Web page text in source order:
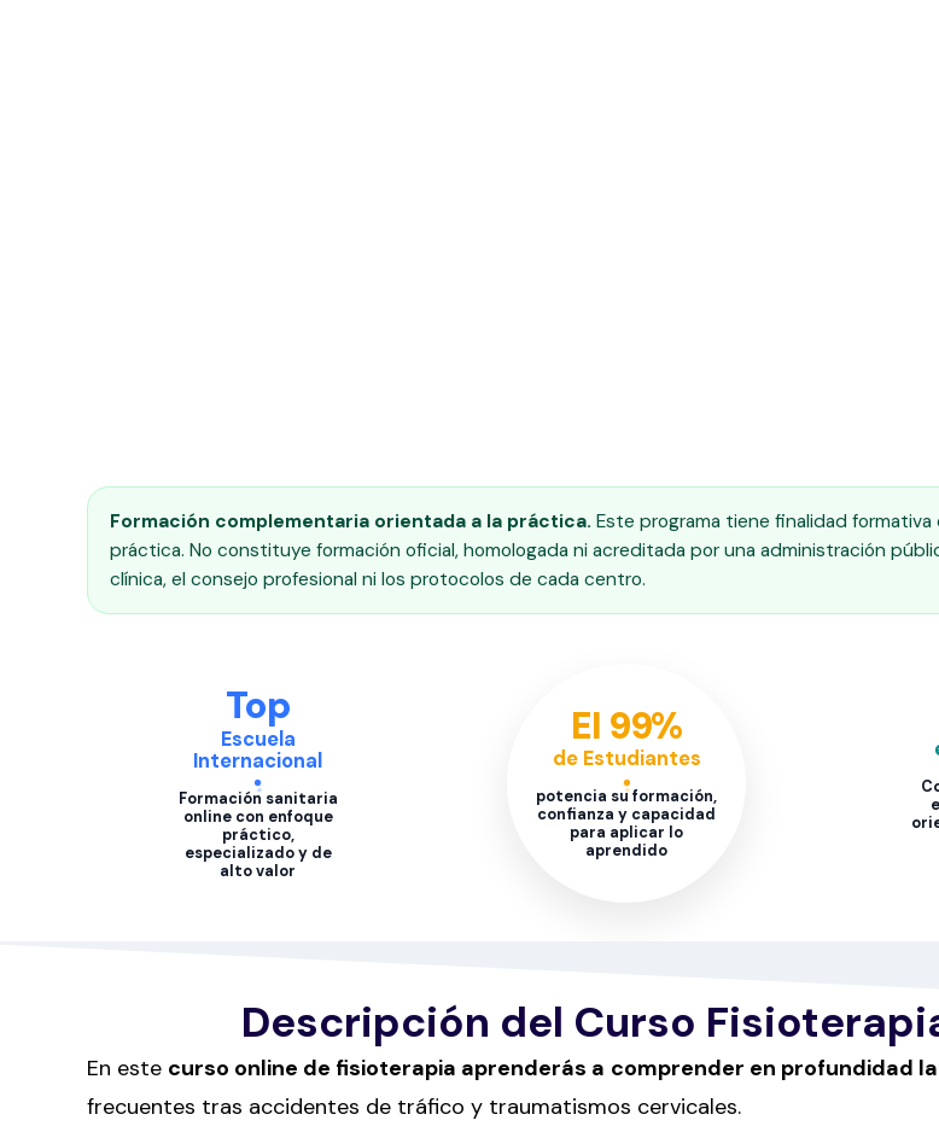
Formación complementaria orientada a la práctica. Este programa tiene finalidad
práctica. No constituye formación oficial, homologada ni acreditada por una administración
clínica, el consejo profesional ni los protocolos de cada centro.
Top
Escuela
Internacional
Formación sanitaria
online con enfoque
práctico,
especializado y de
alto valor
El 99%
de Estudiantes
potencia su formación,
confianza y capacidad
para aplicar lo
aprendido
Descripción del Curso
En este curso online de fisioterapia aprenderás a comprender en profundidad
frecuentes tras accidentes de tráfico y traumatismos cervicales.